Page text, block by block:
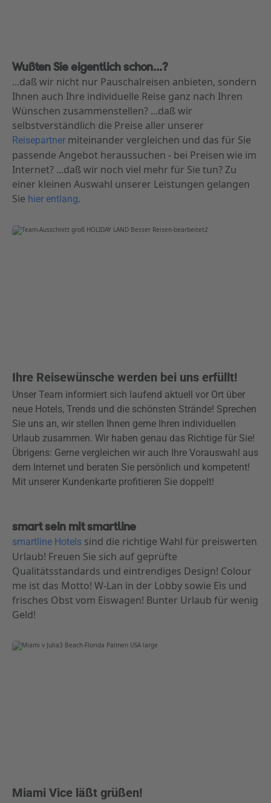
Wußten Sie eigentlich schon...?
...daß wir nicht nur Pauschalreisen anbieten, sondern
Ihnen auch Ihre individuelle Reise ganz nach Ihren
Wünschen zusammenstellen? ...daß wir
selbstverständlich die Preise aller unserer
Reisepartner miteinander vergleichen und das für Sie
passende Angebot heraussuchen - bei Preisen wie im
Internet? ...daß wir noch viel mehr für Sie tun? Zu
einer kleinen Auswahl unserer Leistungen gelangen
Sie hier entlang.
Ihre Reisewünsche werden bei uns erfüllt!
Unser Team informiert sich laufend aktuell vor Ort über
neue Hotels, Trends und die schönsten Strände! Sprechen
Sie uns an, wir stellen Ihnen gerne Ihren individuellen
Urlaub zusammen. Wir haben genau das Richtige für Sie!
Übrigens: Gerne vergleichen wir auch Ihre Vorauswahl aus
dem Internet und beraten Sie persönlich und kompetent!
Mit unserer Kundenkarte profitieren Sie doppelt!
smart sein mit smartline
smartline Hotels sind die richtige Wahl für preiswerten
Urlaub! Freuen Sie sich auf geprüfte
Qualitätsstandards und eintrendiges Design! Colour
me ist das Motto! W-Lan in der Lobby sowie Eis und
frisches Obst vom Eiswagen! Bunter Urlaub für wenig
Geld!
Miami Vice läßt grüßen!